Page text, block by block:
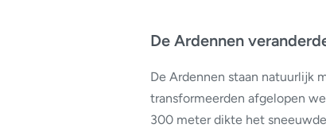
De Ardennen
De Ardennen staan natuurlijk
transformeerden afgelopen
300 meter dikte het